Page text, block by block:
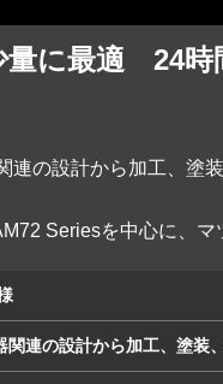
量に最適 24時
の設計から加工、
Seriesを中心に、
関連の設計から加工、塗装